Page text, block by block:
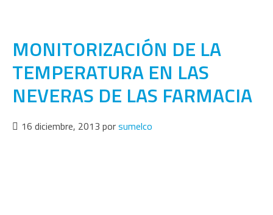
MONITORIZACIÓN DE LA
TEMPERATURA EN LAS
NEVERAS DE LAS FARMACIA
16 diciembre, 2013 porsumelco